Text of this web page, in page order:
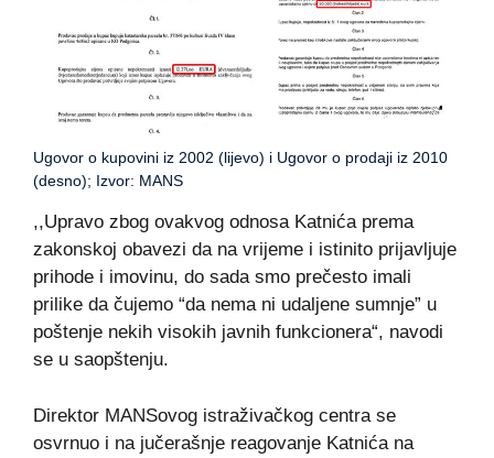
Ugovor o kupovini iz 2002 (lijevo) i Ugovor o prodaji iz 2010
(desno); Izvor: MANS
,,Upravo zbog ovakvog odnosa Katnića prema
zakonskoj obavezi da na vrijeme i istinito prijavljuje
prihode i imovinu, do sada smo prečesto imali
prilike da čujemo “da nema ni udaljene sumnje” u
poštenje nekih visokih javnih funkcionera“, navodi
se u saopštenju.
Direktor MANSovog istraživačkog centra se
osvrnuo i na jučerašnje reagovanje Katnića na